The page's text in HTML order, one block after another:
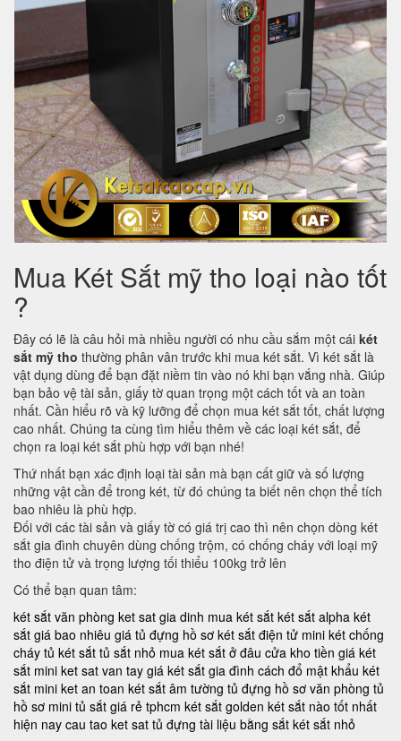
Mua Két Sắt mỹ tho loại nào tốt
?
Đây có lẽ là câu hỏi mà nhiều người có nhu cầu sắm một cái két
sắt mỹ tho thường phân vân trước khi mua két sắt. Vì két sắt là
vật dụng dùng để bạn đặt niềm tin vào nó khi bạn vắng nhà. Giúp
bạn bảo vệ tài sản, giấy tờ quan trọng một cách tốt và an toàn
nhất. Cần hiểu rõ và kỹ lưỡng để chọn mua két sắt tốt, chất lượng
cao nhất. Chúng ta cùng tìm hiểu thêm về các loại két sắt, để
chọn ra loại két sắt phù hợp với bạn nhé!
Thứ nhất bạn xác định loại tài sản mà bạn cất giữ và số lượng
những vật cần để trong két, từ đó chúng ta biết nên chọn thể tích
bao nhiêu là phù hợp.
Đối với các tài sản và giấy tờ có giá trị cao thì nên chọn dòng két
sắt gia đình chuyên dùng chống trộm, có chống cháy với loại mỹ
tho điện tử và trọng lượng tối thiểu 100kg trở lên
Có thể bạn quan tâm:
két sắt văn phòng ket sat gia dinh mua két sắt két sắt alpha két
sắt giá bao nhiêu giá tủ đựng hồ sơ két sắt điện tử mini két chống
cháy tủ két sắt tủ sắt nhỏ mua két sắt ở đâu cửa kho tiền giá két
sắt mini ket sat van tay giá két sắt gia đình cách đổ mật khẩu két
sắt mini ket an toan két sắt âm tường tủ đựng hồ sơ văn phòng tủ
hồ sơ mini tủ sắt giá rẻ tphcm két sắt golden két sắt nào tốt nhất
hiện nay cau tao ket sat tủ đựng tài liệu bằng sắt két sắt nhỏ